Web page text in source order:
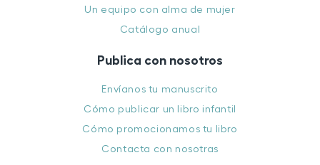
Un equipo con alma de mujer
Catálogo anual
Publica con nosotros
Envíanos tu manuscrito
Cómo publicar un libro infantil
Cómo promocionamos tu libro
Contacta con nosotras